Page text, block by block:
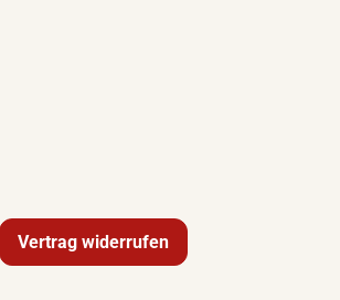
Vertrag widerrufen